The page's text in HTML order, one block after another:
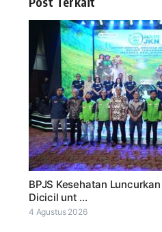
BPJS Kesehatan
Dicicil unt ...
4 Agustus 2026